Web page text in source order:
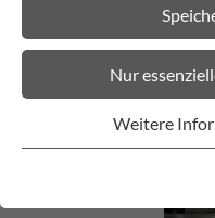
Nur
Weitere